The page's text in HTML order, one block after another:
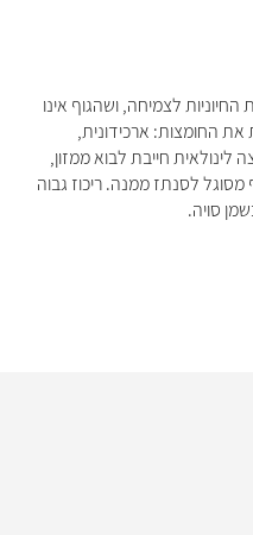
לצמיחה, ושהגוף אינו
החומצות: ארכידונית,
לינולאית חייבת לבוא ממזון,
לסנתז ממנה. ריכוז גבוה
סויה.